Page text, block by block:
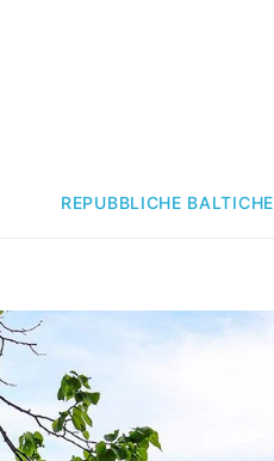
REPUBBLICHE BALTICHE